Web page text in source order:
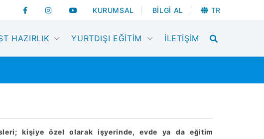
Ara
KURUMSAL BİLGİ AL TR
HAZIRLIK YURTDIŞI EĞİTİM İLETİŞİM
kişiye özel olarak işyerinde, evde ya da eğitim